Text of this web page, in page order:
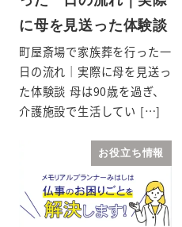
に母を見送った体験談
町屋斎場で家族葬を行った一
日の流れ｜実際に母を見送っ
た体験談 母は90歳を過ぎ、
介護施設で生活してい […]
お役立ち情報